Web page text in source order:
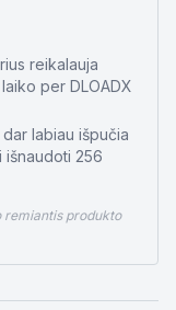
reikalauja
per DLOADX
labiau išpučia
išnaudoti 256
remiantis produkto